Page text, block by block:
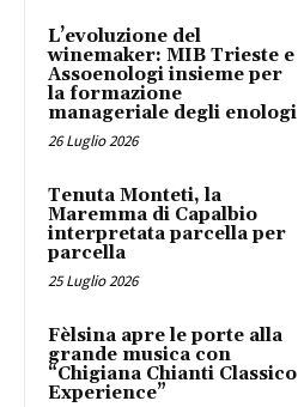
L’evoluzione del
winemaker: MIB Trieste e
Assoenologi insieme per
la formazione
manageriale degli enologi
26 Luglio 2026
Tenuta Monteti, la
Maremma di Capalbio
interpretata parcella per
parcella
25 Luglio 2026
Fèlsina apre le porte alla
grande musica con
“Chigiana Chianti Classico
Experience”